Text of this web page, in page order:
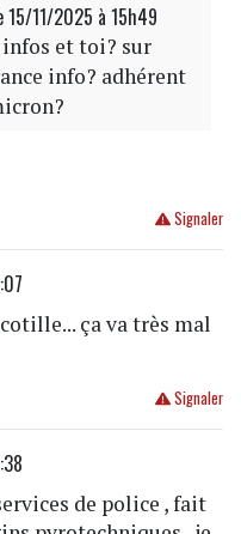
15/11/2025 à 15h49
et toi? sur
info? adhérent
Signaler
ça va très mal
Signaler
de police , fait